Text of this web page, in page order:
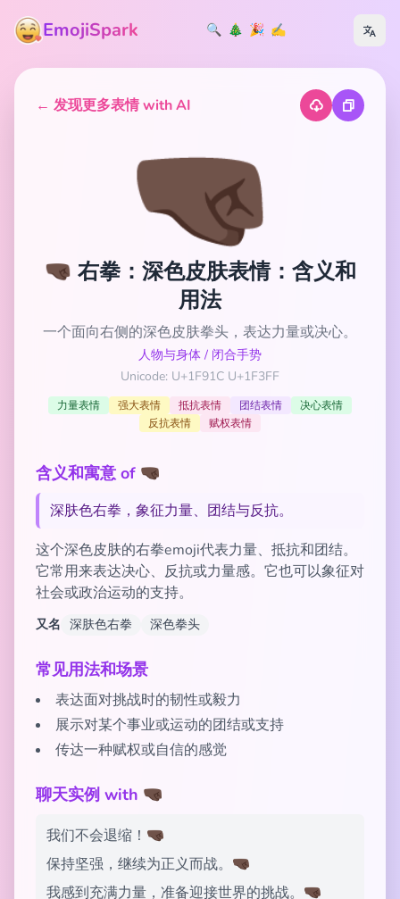
EmojiSpark 🔍 🎄 🎉 ✍️
← 发现更多表情 with AI
🤜🏿
🤜🏿 右拳：深色皮肤表情：含义和
用法
一个面向右侧的深色皮肤拳头，表达力量或决心。
人物与身体 / 闭合手势
Unicode: U+1F91C U+1F3FF
力量表情 强大表情 抵抗表情 团结表情
决心表情
反抗表情
赋权表情
含义和寓意 of 🤜🏿
深肤色右拳，象征力量、团结与反抗。
这个深色皮肤的右拳emoji代表力量、抵抗和团结。
它常用来表达决心、反抗或力量感。它也可以象征对
社会或政治运动的支持。
又名 深肤色右拳 深色拳头
常见用法和场景
表达面对挑战时的韧性或毅力
展示对某个事业或运动的团结或支持
传达一种赋权或自信的感觉
聊天实例 with 🤜🏿
我们不会退缩！🤜🏿
保持坚强，继续为正义而战。🤜🏿
我感到充满力量，准备迎接世界的挑战。🤜🏿